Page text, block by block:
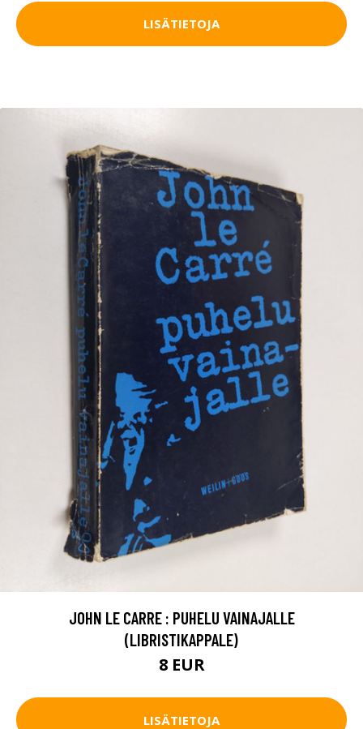
LISÄTIETOJA
JOHN LE CARRE : PUHELU VAINAJALLE
(LIBRISTIKAPPALE)
8 EUR
LISÄTIETOJA